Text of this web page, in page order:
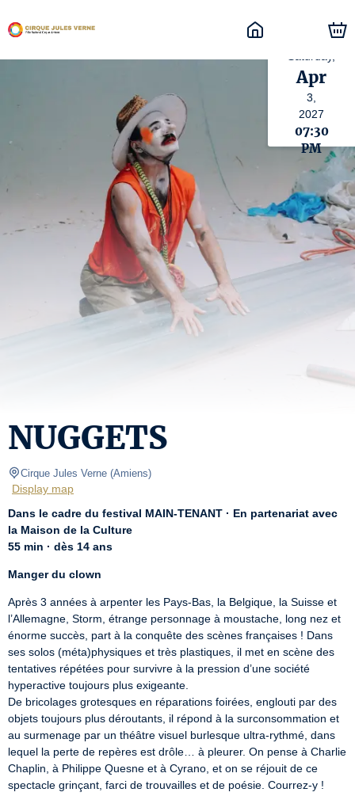
Apr
3,
2027
07:30
PM
NUGGETS
Cirque Jules Verne (Amiens)
Display map
Dans le cadre du festival MAIN-TENANT · En partenariat avec
la Maison de la Culture
55 min · dès 14 ans
Manger du clown
Après 3 années à arpenter les Pays-Bas, la Belgique, la Suisse et
l’Allemagne, Storm, étrange personnage à moustache, long nez et
énorme succès, part à la conquête des scènes françaises ! Dans
ses solos (méta)physiques et très plastiques, il met en scène des
tentatives répétées pour survivre à la pression d’une société
hyperactive toujours plus exigeante.
De bricolages grotesques en réparations foirées, englouti par des
objets toujours plus déroutants, il répond à la surconsommation et
au surmenage par un théâtre visuel burlesque ultra-rythmé, dans
lequel la perte de repères est drôle… à pleurer. On pense à Charlie
Chaplin, à Philippe Quesne et à Cyrano, et on se réjouit de ce
spectacle grinçant, farci de trouvailles et de poésie. Courrez-y !